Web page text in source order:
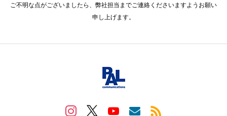
ご不明な点がございましたら、弊社担当までご連絡くださいますようお願い
申し上げます。